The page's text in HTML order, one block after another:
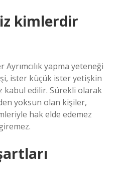
kimlerdir
yapma yeteneği
ister küçük ister yetişkin
kabul edilir. Sürekli olarak
yoksun olan kişiler,
hak elde edemez